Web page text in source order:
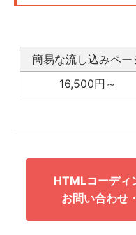
簡易な流し込みペー
16,500円～
HTMLコーデ
お問い合わせ